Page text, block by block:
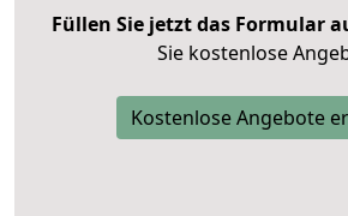
Füllen Sie jetzt das Formular
Sie kostenlose
Kostenlose Angebote